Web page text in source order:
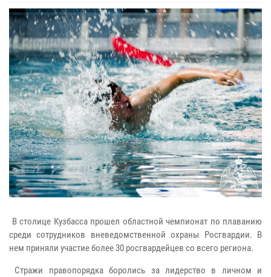
В столице Кузбасса прошел областной чемпионат по плаванию
среди сотрудников вневедомственной охраны Росгвардии. В
нем приняли участие более 30 росгвардейцев со всего региона.
Стражи правопорядка боролись за лидерство в личном и